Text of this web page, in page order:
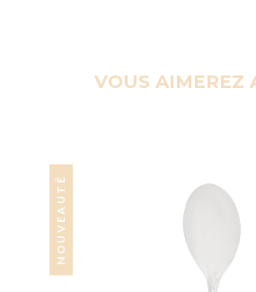
VOUS AIMEREZ
NOUVEAUTÉ